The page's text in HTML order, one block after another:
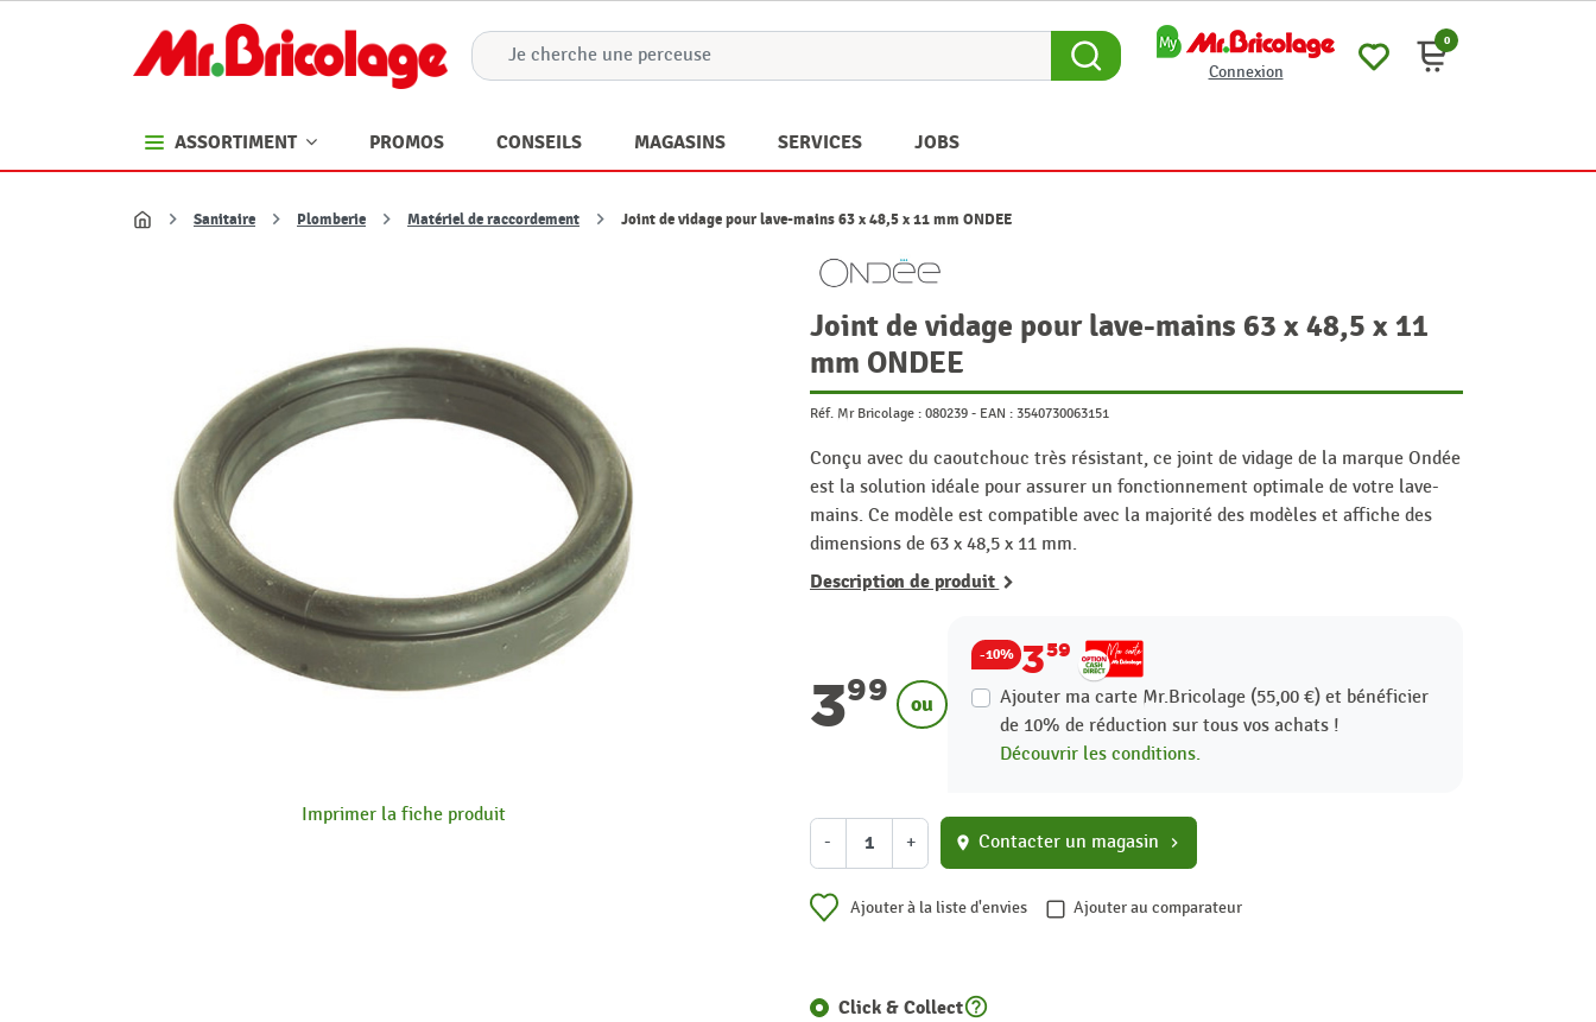
Connexion
0
ASSORTIMENT PROMOS CONSEILS MAGASINS SERVICES JOBS
Accueil
Sanitaire Plomberie Matériel de raccordement Joint de vidage pour lave-mains 63 x 48,5 x 11 mm ONDEE
Imprimer la fiche produit
Joint de vidage pour lave-mains 63 x 48,5 x 11
mm ONDEE
Réf. Mr Bricolage : 080239 - EAN : 3540730063151
Conçu avec du caoutchouc très résistant, ce joint de vidage de la marque Ondée
est la solution idéale pour assurer un fonctionnement optimale de votre lave-
mains. Ce modèle est compatible avec la majorité des modèles et affiche des
dimensions de 63 x 48,5 x 11 mm.
Description de produit
399 ou
-10% 359
Ajouter ma carte Mr.Bricolage (55,00 €) et bénéficier
de 10%de réduction sur tous vos achats !
Découvrir les conditions.
- + location_on Contacter un magasin chevron_right
Ajouter à la liste d'envies Ajouter au comparateur
Click & Collecthelp_outline